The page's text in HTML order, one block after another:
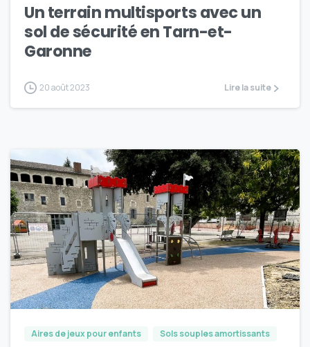
Un terrain multisports avec un
sol de sécurité en Tarn-et-
Garonne
20 août 2023 Lire la suite
4
Aires de jeux pour enfants Sols souples amortissants